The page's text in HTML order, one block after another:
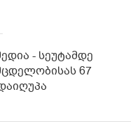
- სეუტამდე
67